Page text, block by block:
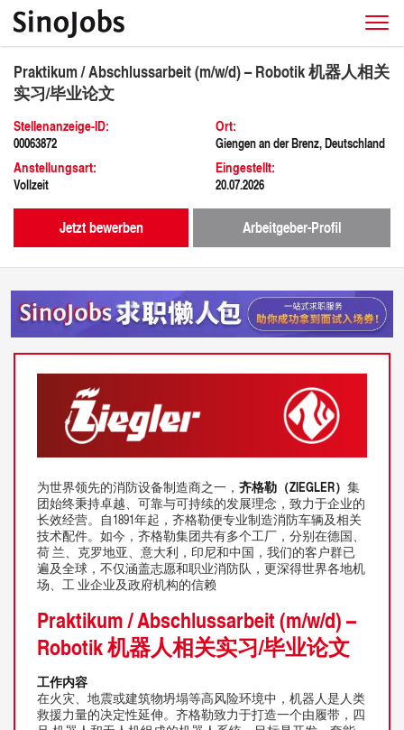
Praktikum / Abschlussarbeit (m/w/d) – Robotik 机器人相关
实习/毕业论文
Stellenanzeige-ID:
00063872
Ort:
Giengen an der Brenz, Deutschland
Anstellungsart:
Vollzeit
Eingestellt:
20.07.2026
Jetzt bewerben Arbeitgeber-Profil
为世界领先的消防设备制造商之一，齐格勒（ZIEGLER） 集
团始终秉持卓越、可靠与可持续的发展理念，致力于企业的
长效经营。自1891年起，齐格勒便专业制造消防车辆及相关
技术配件。如今，齐格勒集团共有多个工厂，分别在德国、
荷 兰、克罗地亚、意大利，印尼和中国，我们的客户群已
遍及全球，不仅涵盖志愿和职业消防队，更深得世界各地机
场、工 业企业及政府机构的信赖
Praktikum / Abschlussarbeit (m/w/d) –
Robotik 机器人相关实习/毕业论文
工作内容
在火灾、地震或建筑物坍塌等高风险环境中，机器人是人类
救援力量的决定性延伸。齐格勒致力于打造一个由履带，四